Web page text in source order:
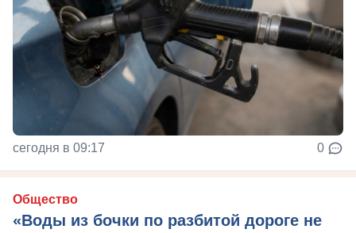
сегодня в 09:17 0
Общество
«Воды из бочки по разбитой дороге не